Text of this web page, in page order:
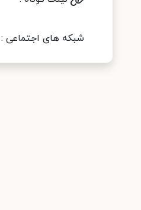
شبکه های اجتماعی :